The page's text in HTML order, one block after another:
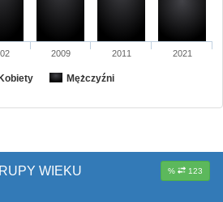
Kobiety Mężczyźni
2009 2011 2021
% 123
WIEKU